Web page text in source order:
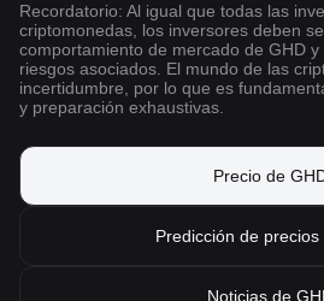
Recordatorio: Al igual que todas las
criptomonedas, los inversores deben
comportamiento de mercado de GHD
riesgos asociados. El mundo de las
incertidumbre, por lo que es
y preparación exhaustivas.
Precio de
Predicción de precios
Noticias de